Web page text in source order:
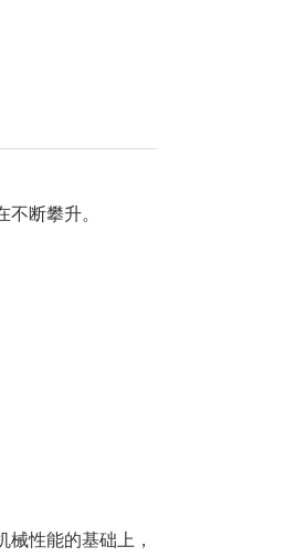
断攀升。
性能的基础上，